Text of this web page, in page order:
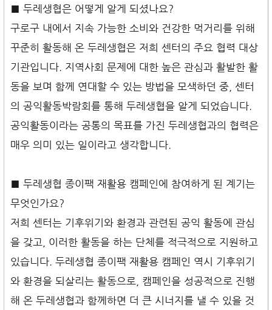
■ 두레생협은 어떻게 알게 되셨나요?
구로구 내에서 지속 가능한 소비와 건강한 먹거리를 위해
꾸준히 활동해 온 두레생협은 저희 센터의 주요 협력 대상
기관입니다. 지역사회 문제에 대한 높은 관심과 활발한 활
동을 보며 함께 연대할 수 있는 방법을 모색하던 중, 센터
의 공익활동박람회를 통해 두레생협을 알게 되었습니다.
공익활동이라는 공통의 목표를 가진 두레생협과의 협력은
매우 의미 있는 일이라고 생각합니다.
■ 두레생협 종이팩 재활용 캠페인에 참여하게 된 계기는
무엇인가요?
저희 센터는 기후위기와 환경과 관련된 공익 활동에 관심
을 갖고, 이러한 활동을 하는 단체를 적극적으로 지원하고
있습니다. 두레생협 종이팩 재활용 캠페인 역시 기후위기
와 환경을 되살리는 활동으로, 캠페인을 성공적으로 진행
해 온 두레생협과 함께하면 더 큰 시너지를 낼 수 있을 것